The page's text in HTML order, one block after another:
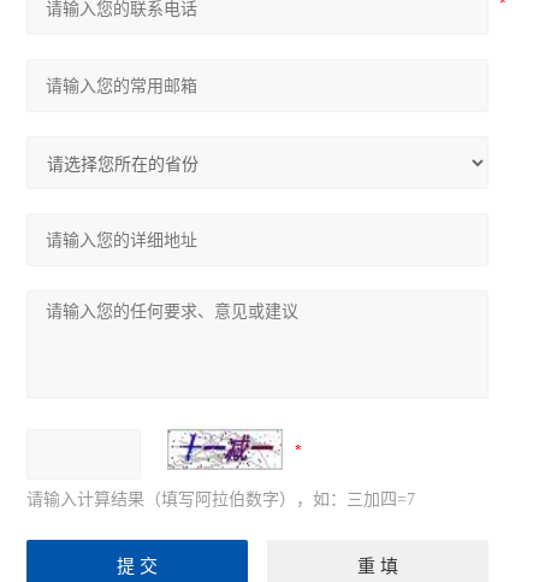
请输入计算结果（填写阿拉伯数字），如：三加四=7